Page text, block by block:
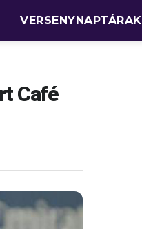
VERSENYNAPTÁRAK
Café